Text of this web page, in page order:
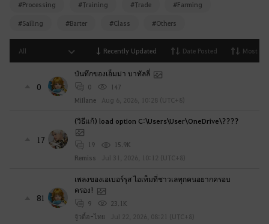
l
y
o
u
l
k
e
l
o
n
#Processing #Training #Trade #Farming
#Sailing #Barter #Class #Others
Recently Updated Date Posted Most
All
0
บันทึกของเอ็มม่า บาทัลลี่
0
147
MiIlane
Aug 6, 2026, 10:28 (UTC+8)
17
(วิธีแก้) load option C:\Users\User\OneDrive\????
19
15.9K
Remiss
Jul 31, 2026, 10:12 (UTC+8)
81
เพลงของเอเบอร์รุส ไอเท็มที่ชาวเลทุกคนอยากครอบ
ครอง!
9
23.1K
จู้วดื้อ-ไทย
Jul 22, 2026, 08:21 (UTC+8)